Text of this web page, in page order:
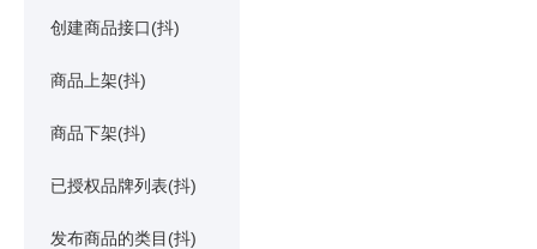
创建商品接口(抖)
商品上架(抖)
商品下架(抖)
已授权品牌列表(抖)
发布商品的类目(抖)